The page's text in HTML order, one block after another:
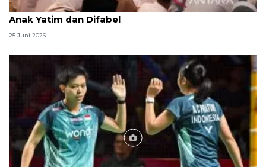
Menag jadikan setiap 10 Muharam sebagai Lebaran
Anak Yatim dan Difabel
25 Juni 2026